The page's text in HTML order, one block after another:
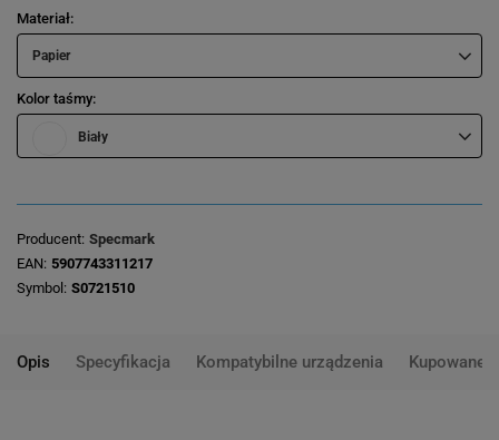
Materiał
Papier
Kolor taśmy
Biały
Producent Specmark
EAN 5907743311217
Symbol S0721510
Opis Specyfikacja Kompatybilne urządzenia Kupowane